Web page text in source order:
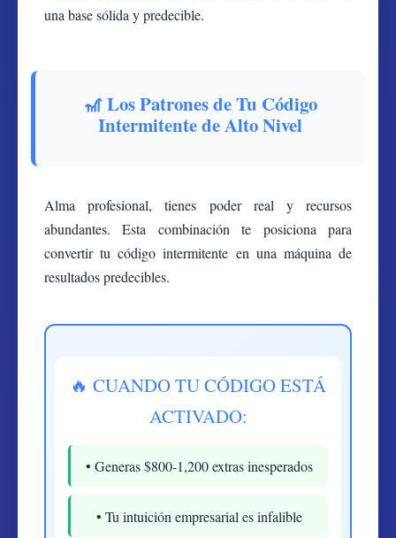
una base sólida y predecible.
🎢 Los Patrones de Tu Código
Intermitente de Alto Nivel
Alma profesional, tienes poder real y recursos
abundantes. Esta combinación te posiciona para
convertir tu código intermitente en una máquina de
resultados predecibles.
🔥 CUANDO TU CÓDIGO ESTÁ
ACTIVADO:
• Generas $800-1,200 extras inesperados
• Tu intuición empresarial es infalible